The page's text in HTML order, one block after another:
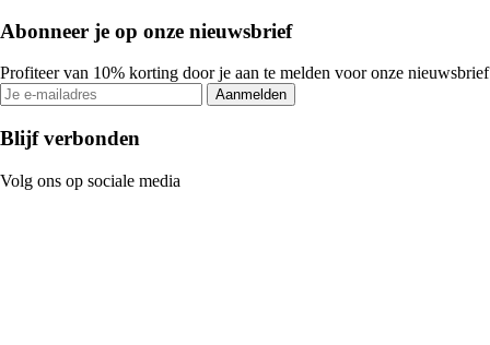
Abonneer je op onze nieuwsbrief
Profiteer van 10% korting door je aan te melden voor onze nieuwsbrief
Aanmelden
Blijf verbonden
Volg ons op sociale media